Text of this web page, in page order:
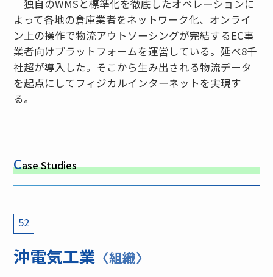
独自のWMSと標準化を徹底したオペレーションに
よって各地の倉庫業者をネットワーク化、オンライ
ン上の操作で物流アウトソーシングが完結するEC事
業者向けプラットフォームを運営している。延べ8千
社超が導入した。そこから生み出される物流データ
を起点にしてフィジカルインターネットを実現す
る。
Case Studies
52
沖電気工業 〈組織〉